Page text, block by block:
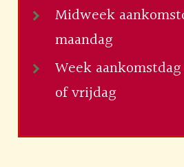
Midweek
maandag
Week
of vrijdag